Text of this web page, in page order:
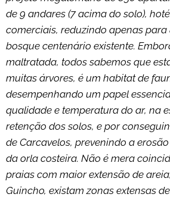
de 9 andares (7 acima do solo),
comerciais, reduzindo apenas para
bosque centenário existente.
maltratada, todos sabemos que
muitas árvores, é um habitat de
desempenhando um papel
qualidade e temperatura do ar, na
retenção dos solos, e por
de Carcavelos, prevenindo a
da orla costeira. Não é mera
praias com maior extensão de
Guincho, existam zonas extensas